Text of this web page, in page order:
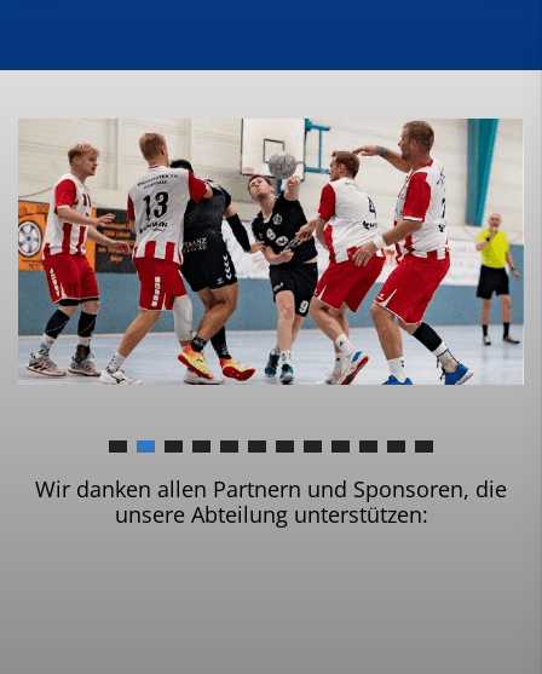
Wir danken allen Partnern und Sponsoren, die
unsere Abteilung unterstützen: